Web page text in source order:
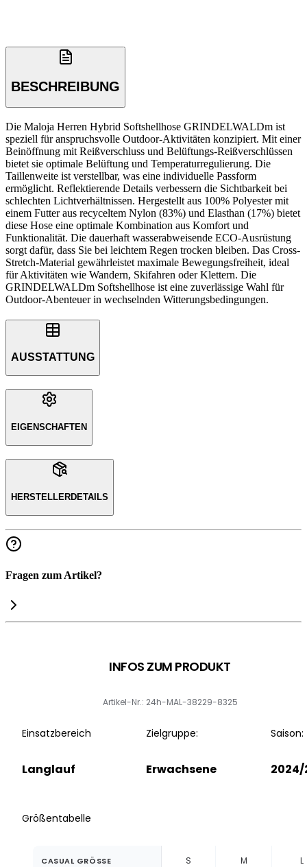
BESCHREIBUNG
Die Maloja Herren Hybrid Softshellhose GRINDELWALDm ist
speziell für anspruchsvolle Outdoor-Aktivitäten konzipiert. Mit einer
Beinöffnung mit Reißverschluss und Belüftungs-Reißverschlüssen
bietet sie optimale Belüftung und Temperaturregulierung. Die
Taillenweite ist verstellbar, was eine individuelle Passform
ermöglicht. Reflektierende Details verbessern die Sichtbarkeit bei
schlechten Lichtverhältnissen. Hergestellt aus 100% Polyester mit
einem Futter aus recyceltem Nylon (83%) und Elasthan (17%) bietet
diese Hose eine optimale Kombination aus Komfort und
Funktionalität. Die dauerhaft wasserabweisende ECO-Ausrüstung
sorgt dafür, dass Sie bei leichtem Regen trocken bleiben. Das Cross-
Stretch-Material gewährleistet maximale Bewegungsfreiheit, ideal
für Aktivitäten wie Wandern, Skifahren oder Klettern. Die
GRINDELWALDm Softshellhose ist eine zuverlässige Wahl für
Outdoor-Abenteuer in wechselnden Witterungsbedingungen.
AUSSTATTUNG
EIGENSCHAFTEN
HERSTELLERDETAILS
Fragen zum Artikel?
INFOS ZUM PRODUKT
Artikel-Nr.: 24h-MAL-38229-8325
Einsatzbereich
Langlauf
Zielgruppe:
Erwachsene
Saison:
2024/
Größentabelle
CASUAL GRÖSSE S M L